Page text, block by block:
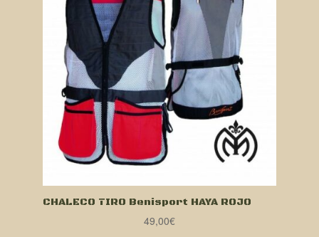
CHALECO TIRO Benisport HAYA ROJO
49,00€